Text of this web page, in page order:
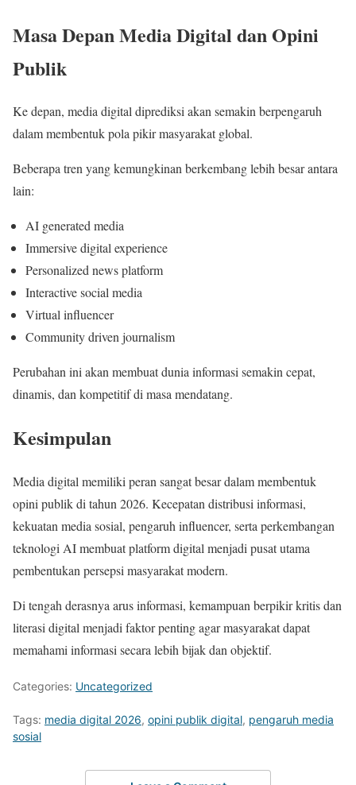
Masa Depan Media Digital dan Opini
Publik
Ke depan, media digital diprediksi akan semakin berpengaruh
dalam membentuk pola pikir masyarakat global.
Beberapa tren yang kemungkinan berkembang lebih besar antara
lain:
AI generated media
Immersive digital experience
Personalized news platform
Interactive social media
Virtual influencer
Community driven journalism
Perubahan ini akan membuat dunia informasi semakin cepat,
dinamis, dan kompetitif di masa mendatang.
Kesimpulan
Media digital memiliki peran sangat besar dalam membentuk
opini publik di tahun 2026. Kecepatan distribusi informasi,
kekuatan media sosial, pengaruh influencer, serta perkembangan
teknologi AI membuat platform digital menjadi pusat utama
pembentukan persepsi masyarakat modern.
Di tengah derasnya arus informasi, kemampuan berpikir kritis dan
literasi digital menjadi faktor penting agar masyarakat dapat
memahami informasi secara lebih bijak dan objektif.
Categories: Uncategorized
Tags: media digital 2026, opini publik digital, pengaruh media
sosial